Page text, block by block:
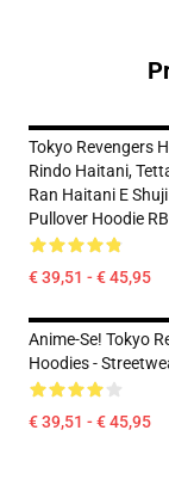
Tokyo Revengers
Rindo Haitani,
Ran Haitani E
Pullover Hoodie
€ 39,51 - € 45,95
Anime-Se! Tokyo
Hoodies -
€ 39,51 - € 45,95